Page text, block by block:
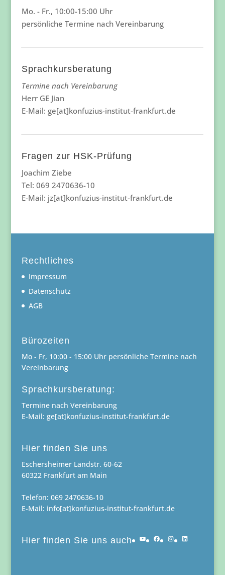
Mo. - Fr., 10:00-15:00 Uhr
persönliche Termine nach Vereinbarung
Sprachkursberatung
Termine nach Vereinbarung
Herr GE Jian
E-Mail: ge[at]konfuzius-institut-frankfurt.de
Fragen zur HSK-Prüfung
Joachim Ziebe
Tel: 069 2470636-10
E-Mail: jz[at]konfuzius-institut-frankfurt.de
Rechtliches
Impressum
Datenschutz
AGB
Bürozeiten
Mo - Fr, 10:00 - 15:00 Uhr persönliche Termine nach
Vereinbarung
Sprachkursberatung:
Termine nach Vereinbarung
E-Mail: ge[at]konfuzius-institut-frankfurt.de
Hier finden Sie uns
Eschersheimer Landstr. 60-62
60322 Frankfurt am Main
Telefon: 069 2470636-10
E-Mail: info[at]konfuzius-institut-frankfurt.de
Hier finden Sie uns auch YouTubeFacebook
Instagram
LinkedIn